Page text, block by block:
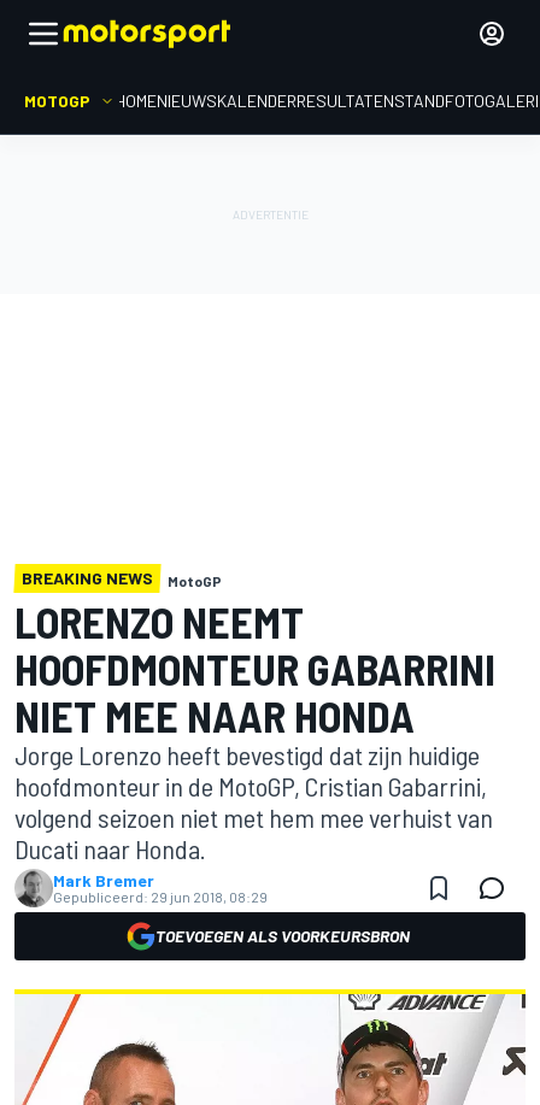
MOTOGP HOMENIEUWSKALENDERRESULTATENSTAND
BREAKING NEWS MotoGP
LORENZO NEEMT
HOOFDMONTEUR GABARRINI
NIET MEE NAAR HONDA
Jorge Lorenzo heeft bevestigd dat zijn huidige
hoofdmonteur in de MotoGP, Cristian Gabarrini,
volgend seizoen niet met hem mee verhuist van
Ducati naar Honda.
Mark Bremer
Gepubliceerd: 29 jun 2018, 08:29
TOEVOEGEN ALS VOORKEURSBRON